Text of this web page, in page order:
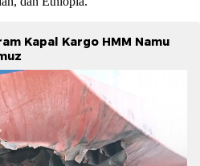
Kapal Kargo HMM Namu